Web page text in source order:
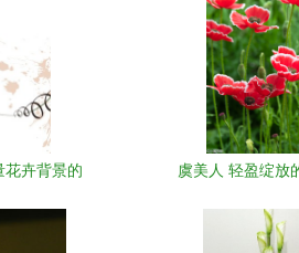
花卉背景的
虞美人 轻盈绽放